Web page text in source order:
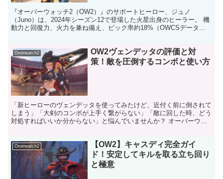
『オーバーウォッチ2（OW2）』のサポートヒーロー、ジュノ
（Juno）は、2024年シーズン12で登場した火星出身のヒーラー。 機
動力と回復力、火力を兼ね備え、ピック率約18%（OWCSデータ）
Overwatch2
OW2ヴェンデッタの評価と対
策！敵を圧倒するコンボと使い方
「新ヒーローのヴェンデッタを使ってみたけど、近付く前に倒されて
しまう」「大剣のコンボが上手く繋がらない」「敵に回した時、どう
対処すればいいか分からない」と悩んでいませんか？ オーバーウォ
Overwatch2
【OW2】キャスディ完全ガイ
ド！安定してキルを取る立ち回り
と極意